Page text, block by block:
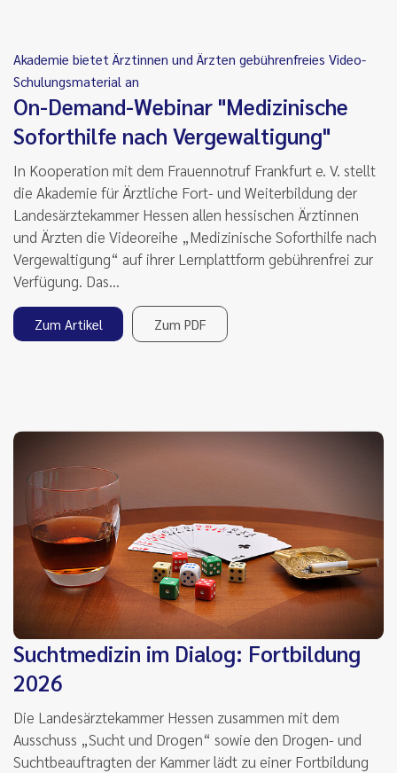
Akademie bietet Ärztinnen und Ärzten gebührenfreies Video-
Schulungsmaterial an
On-Demand-Webinar "Medizinische
Soforthilfe nach Vergewaltigung"
In Kooperation mit dem Frauennotruf Frankfurt e. V. stellt
die Akademie für Ärztliche Fort- und Weiterbildung der
Landesärztekammer Hessen allen hessischen Ärztinnen
und Ärzten die Videoreihe „Medizinische Soforthilfe nach
Vergewaltigung“ auf ihrer Lernplattform gebührenfrei zur
Verfügung. Das…
Zum Artikel Zum PDF
Suchtmedizin im Dialog: Fortbildung
2026
Die Landesärztekammer Hessen zusammen mit dem
Ausschuss „Sucht und Drogen“ sowie den Drogen- und
Suchtbeauftragten der Kammer lädt zu einer Fortbildung